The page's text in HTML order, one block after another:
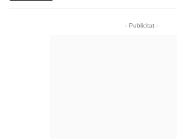
- Publicitat -